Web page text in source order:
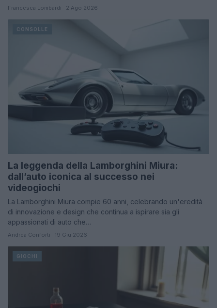
Francesca Lombardi · 2 Ago 2026
CONSOLLE
La leggenda della Lamborghini Miura:
dall’auto iconica al successo nei
videogiochi
La Lamborghini Miura compie 60 anni, celebrando un'eredità
di innovazione e design che continua a ispirare sia gli
appassionati di auto che…
Andrea Conforti · 19 Giu 2026
GIOCHI